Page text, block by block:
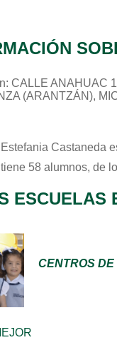
CALLE ANAHUAC
(ARANTZÁN),
Estefania Castaneda
58 alumnos, de
ESCUELAS
CENTROS